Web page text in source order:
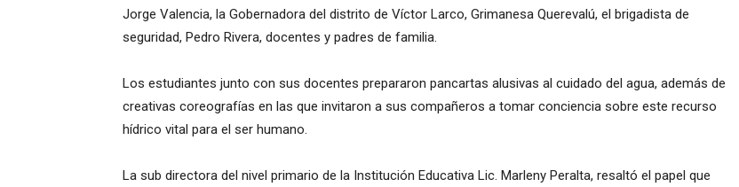
Jorge Valencia, la Gobernadora del distrito de Víctor Larco, Grimanesa Querevalú, el brigadista de
seguridad, Pedro Rivera, docentes y padres de familia.
Los estudiantes junto con sus docentes prepararon pancartas alusivas al cuidado del agua, además de
creativas coreografías en las que invitaron a sus compañeros a tomar conciencia sobre este recurso
hídrico vital para el ser humano.
La sub directora del nivel primario de la Institución Educativa Lic. Marleny Peralta, resaltó el papel que